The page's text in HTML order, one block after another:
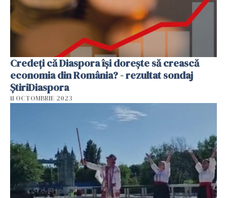
Credeți că Diaspora își dorește să crească
economia din România? - rezultat sondaj
ȘtiriDiaspora
11 OCTOMBRIE 2023